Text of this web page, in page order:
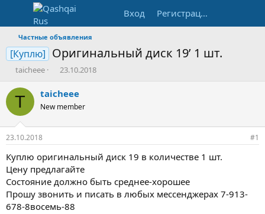
Вход Регистрация
Частные объявления
[Куплю] Оригинальный диск 19’ 1 шт.
А
т
о
т
е
м
ы
taicheee
Д
т
н
а
л
23.10.2018
T taicheee
New member
23.10.2018 #1
Куплю оригинальный диск 19 в количестве 1 шт.
Цену предлагайте
Состояние должно быть среднее-хорошее
Прошу звонить и писать в любых мессенджерах 7-913-
678-8восемь-88